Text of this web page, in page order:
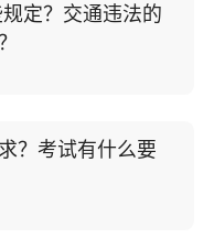
定？交通违法的
？考试有什么要